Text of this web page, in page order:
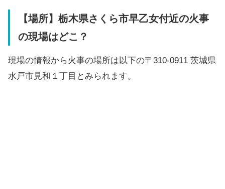
【場所】栃木県さくら市早乙女付近の火事
の現場はどこ？
現場の情報から火事の場所は以下の〒310-0911 茨城県
水戸市見和１丁目とみられます。